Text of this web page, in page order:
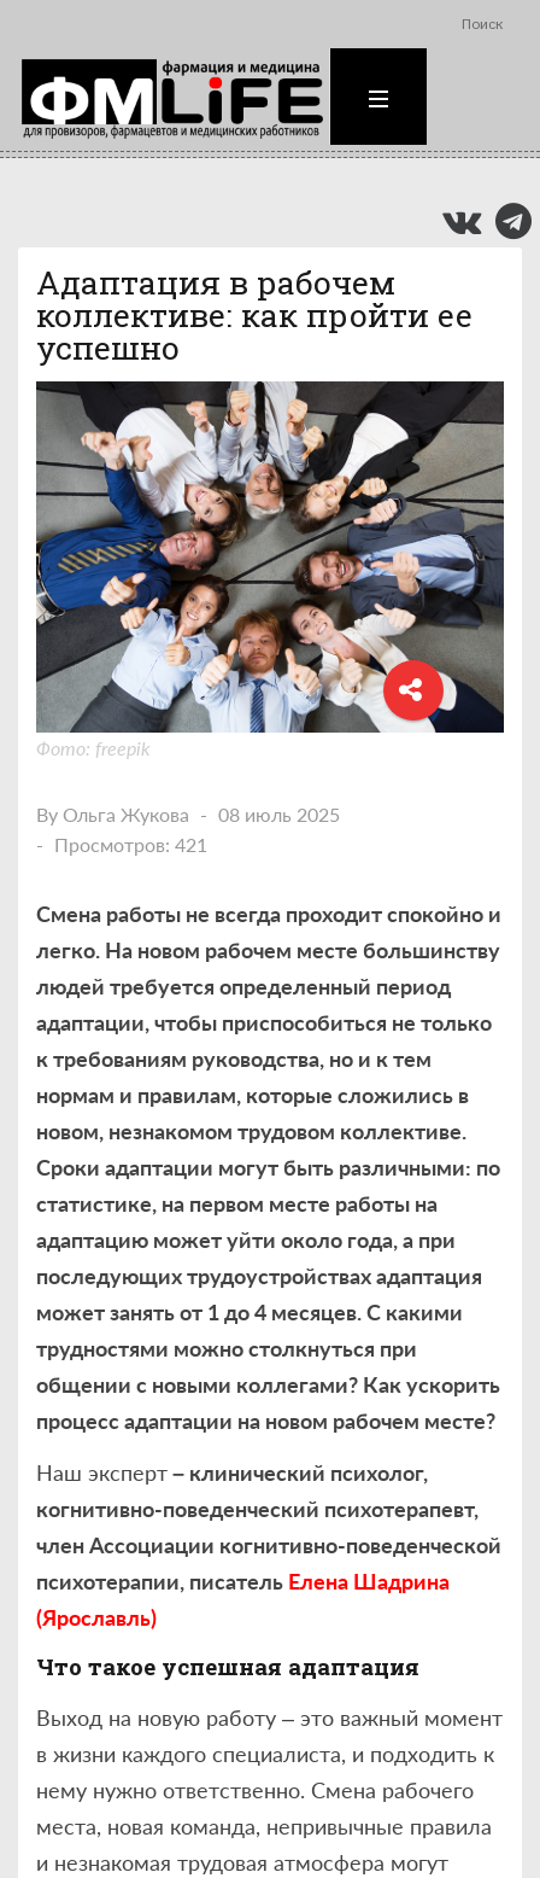
Поиск
Адаптация в рабочем
коллективе: как пройти ее
успешно
Фото: freepik
By Ольга Жукова
08 июль 2025
Просмотров: 421
Смена работы не всегда проходит спокойно и
легко. На новом рабочем месте большинству
людей требуется определенный период
адаптации, чтобы приспособиться не только
к требованиям руководства, но и к тем
нормам и правилам, которые сложились в
новом, незнакомом трудовом коллективе.
Сроки адаптации могут быть различными: по
статистике, на первом месте работы на
адаптацию может уйти около года, а при
последующих трудоустройствах адаптация
может занять от 1 до 4 месяцев. С какими
трудностями можно столкнуться при
общении с новыми коллегами? Как ускорить
процесс адаптации на новом рабочем месте?
Наш эксперт– клинический психолог,
когнитивно-поведенческий психотерапевт,
член Ассоциации когнитивно-поведенческой
психотерапии, писатель Елена Шадрина
(Ярославль)
Что такое успешная адаптация
Выход на новую работу – это важный момент
в жизни каждого специалиста, и подходить к
нему нужно ответственно. Смена рабочего
места, новая команда, непривычные правила
и незнакомая трудовая атмосфера могут